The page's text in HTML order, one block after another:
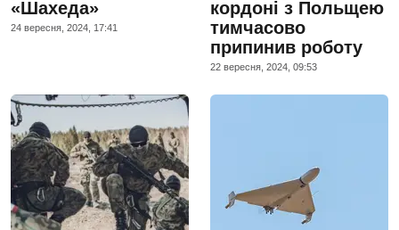
«Шахеда»
24 вересня, 2024, 17:41
кордоні з Польщею
тимчасово
припинив роботу
22 вересня, 2024, 09:53